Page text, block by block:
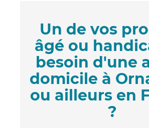
Un de vos
âgé ou
besoin d'une
domicile à
ou ailleurs en
?